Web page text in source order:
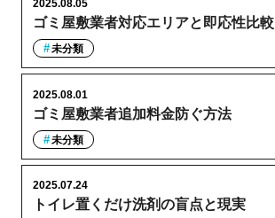
ゴミ屋敷業者対応エリアと即応性比較
2025.08.05
未分類
ゴミ屋敷業者追加料金防ぐ方法
2025.08.01
未分類
トイレ置くだけ洗剤の盲点と現実
2025.07.24